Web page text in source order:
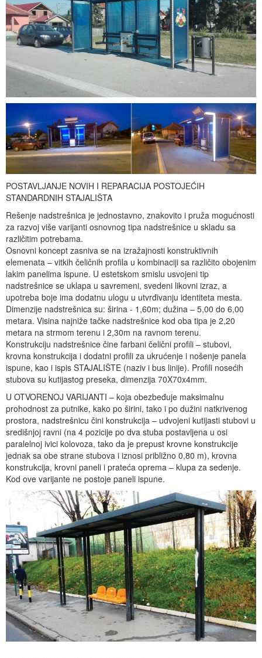
POSTAVLJANJE NOVIH I REPARACIJA POSTOJEĆIH
STANDARDNIH STAJALIŠTA
Rešenje nadstrešnica je jednostavno, znakovito i pruža mogućnosti
za razvoj više varijanti osnovnog tipa nadstrešnice u skladu sa
različitim potrebama.
Osnovni koncept zasniva se na izražajnosti konstruktivnih
elemenata – vitkih čeličnih profila u kombinaciji sa različito obojenim
lakim panelima ispune. U estetskom smislu usvojeni tip
nadstrešnice se uklapa u savremeni, svedeni likovni izraz, a
upotreba boje ima dodatnu ulogu u utvrđivanju identiteta mesta.
Dimenzije nadstrešnica su: širina - 1,60m; dužina – 5,00 do 6,00
metara. Visina najniže tačke nadstrešnice kod oba tipa je 2,20
metara na strmom terenu i 2,30m na ravnom terenu.
Konstrukciju nadstrešnice čine farbani čelični profili – stubovi,
krovna konstrukcija i dodatni profili za ukrućenje i nošenje panela
ispune, kao i ispis STAJALIŠTE (naziv i bus linije). Profili nosećih
stubova su kutijastog preseka, dimenzija 70X70x4mm.
U OTVORENOJ VARIJANTI – koja obezbeđuje maksimalnu
prohodnost za putnike, kako po širini, tako i po dužini natkrivenog
prostora, nadstrešnicu čini konstrukcija – udvojeni kutijasti stubovi u
središnjoj ravni (na 4 pozicije po dva stuba postavljena u osi
paralelnoj ivici kolovoza, tako da je prepust krovne konstrukcije
jednak sa obe strane stubova i iznosi približno 0,80 m), krovna
konstrukcija, krovni paneli i prateća oprema – klupa za sedenje.
Kod ove varijante ne postoje paneli ispune.